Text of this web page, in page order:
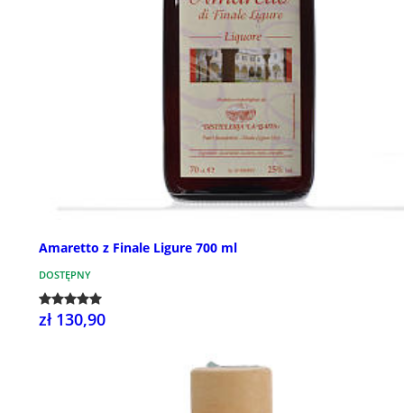
Amaretto z Finale Ligure 700 ml
DOSTĘPNY
zł 130,90